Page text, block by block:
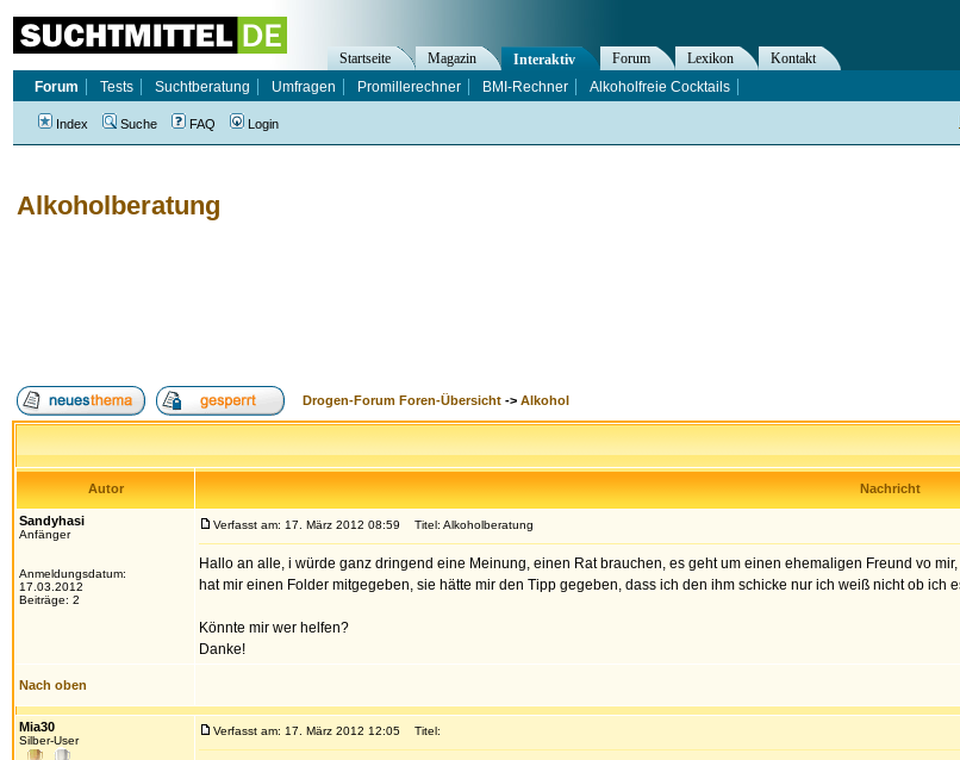
Alkoholberatung
Drogen-Forum Foren-Übersicht -> Alkohol
Autor Nachricht
Sandyhasi
Anfänger
Anmeldungsdatum:
17.03.2012
Beiträge: 2
Verfasst am: 17. März 2012 08:59 Titel: Alkoholberatung
Hallo an alle, i würde ganz dringend eine Meinung, einen Rat brauchen, es geht um einen ehemaligen Freund vo
hat mir einen Folder mitgegeben, sie hätte mir den Tipp gegeben, dass ich den ihm schicke nur ich weiß nicht ob
Könnte mir wer helfen?
Danke!
Nach oben
Mia30
Silber-User
Verfasst am: 17. März 2012 12:05 Titel:
Startseite Magazin Interaktiv Forum Lexikon
Kontakt
Forum
Tests Suchtberatung Umfragen Promillerechner BMI-Rechner Alkoholfreie Cocktails
Index Suche FAQ Login